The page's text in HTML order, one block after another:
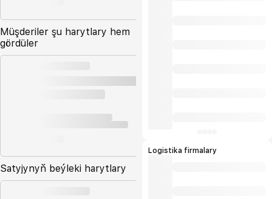
Müşderiler şu harytlary hem
gördüler
Satyjynyň beýleki harytlary
Logistika firmalary